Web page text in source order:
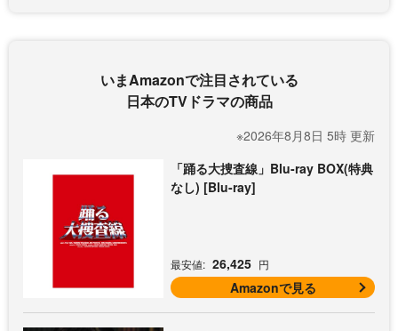
いまAmazonで注目されている
日本のTVドラマの商品
※2026年8月8日 5時 更新
「踊る大捜査線」Blu-ray BOX(特典
なし) [Blu-ray]
最安値: 26,425 円
Amazonで見る